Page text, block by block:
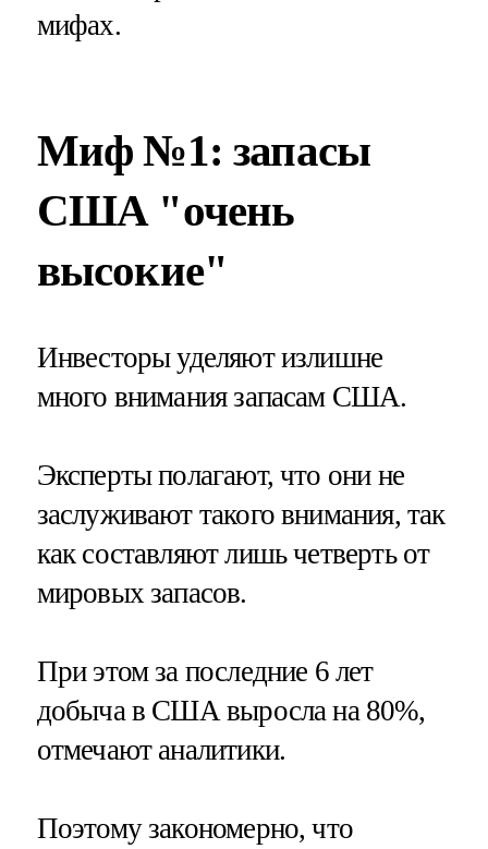
мифах.
Миф №1: запасы
США "очень
высокие"
Инвесторы уделяют излишне
много внимания запасам США.
Эксперты полагают, что они не
заслуживают такого внимания, так
как составляют лишь четверть от
мировых запасов.
При этом за последние 6 лет
добыча в США выросла на 80%,
отмечают аналитики.
Поэтому закономерно, что